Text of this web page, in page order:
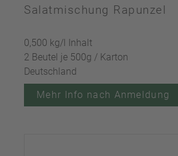
Salatmischung Rapunzel
0,500 kg/l Inhalt
2 Beutel je 500g / Karton
Deutschland
Mehr Info nach Anmeldung